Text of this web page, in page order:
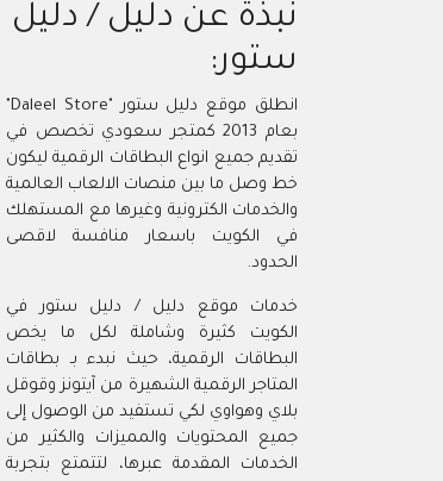
نبذة عن دليل / دليل
ستور:
انطلق موقع دليل ستور "Daleel Store"
بعام 2013 كمتجر سعودي تخصص في
تقديم جميع انواع البطاقات الرقمية ليكون
خط وصل ما بين منصات الالعاب العالمية
والخدمات الكترونية وغيرها مع المستهلك
في الكويت باسعار منافسة لاقصى
الحدود.
خدمات موقع دليل / دليل ستور في
الكويت كثيرة وشاملة لكل ما يخص
البطاقات الرقمية، حيث نبدء بـ بطاقات
المتاجر الرقمية الشهيرة من آيتونز وقوقل
بلاي وهواوي لكي تستفيد من الوصول إلى
جميع المحتويات والمميزات والكثير من
الخدمات المقدمة عبرها، لتتمتع بتجربة